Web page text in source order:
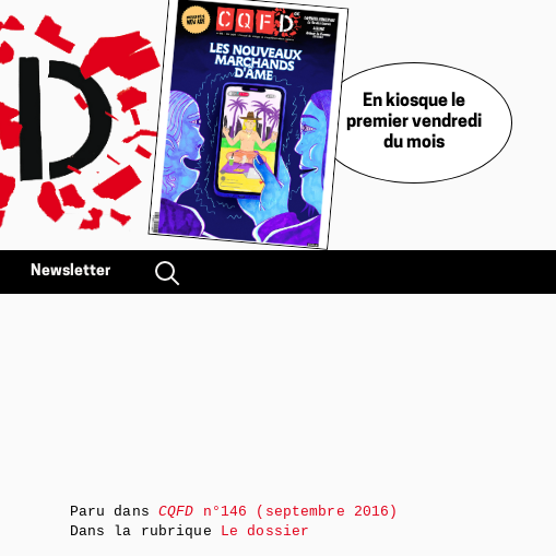
En kiosque le
premier vendredi
du mois
Newsletter
Paru dans CQFD n°146 (septembre 2016)
Dans la rubrique Le dossier